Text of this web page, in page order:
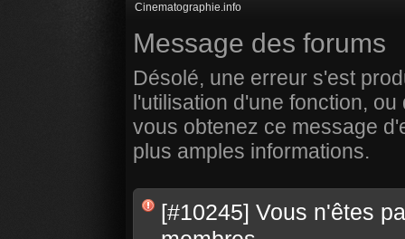
Cinematographie.info
Message des forums
Désolé, une erreur s'est
l'utilisation d'une fonction,
vous obtenez ce message
plus amples informations.
[#10245] Vous n'êtes